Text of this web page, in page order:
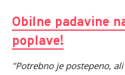
Obilne padavine
poplave!
"Potrebno je postepeno,